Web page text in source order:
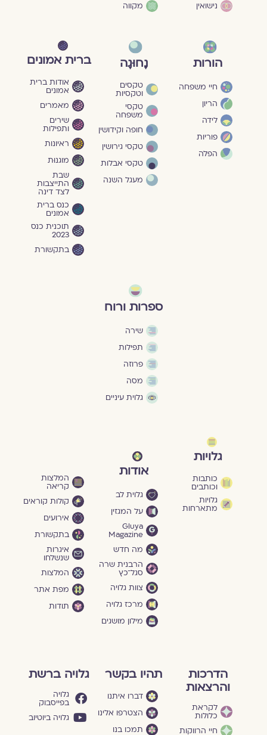
נישואין
מקווה
הורות
חיי משפחה
הריון
לידה
פוריות
הפלה
נָחוּגָה
טקסים
וטקסיות
טקסי
משפחה
חופה וקידושין
טקסי גירושין
טקסי אבלות
מעגל השנה
ברית אמונים
אודות ברית
אמונים
מאמרים
שירים
ותפילות
ראיונות
מוגנוּת
שבת
התייצבות
לצד דינה
כנס ברית
אמונים
תוכנית כנס
2023
בתקשורת
ספרות ורוח
שירה
תפילות
פרוזה
מסה
גלוית עיניים
גלויות
כותבות
וכותבים
גלויות
מתארחות
אודות
גלוית לב
על המגזין
Gluya
Magazine
מה חדש
הרבנית שרה
סגל־כץ
צוות גלויה
מרכז גלויה
מילון מושגים
המלצות
קריאה
קולות קוראים
אירועים
בתקשורת
איגרות
שנשלחו
המלצות
מפת אתר
תודות
הדרכות
והרצאות
לקראת
כלולות
חיי הרווקות
תהיו בקשר
דברו איתנו
הצטרפו אלינו
תמכו בנו
גלויה ברשת
גלויה
בפייסבוק
גלויה ביוטיוב